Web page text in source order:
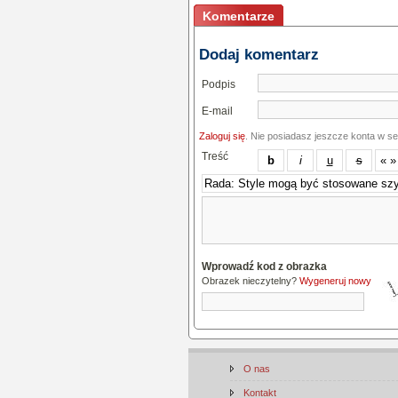
Komentarze
Dodaj komentarz
Podpis
E-mail
Zaloguj się . Nie posiadasz jeszcze konta w
Treść
Wprowadź kod z obrazka
Obrazek nieczytelny? Wygeneruj nowy
O nas
Kontakt